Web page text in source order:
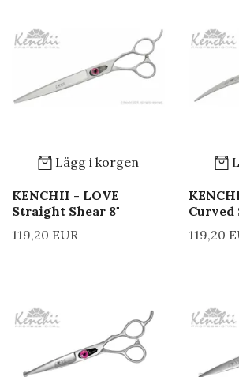
Lägg i korgen
KENCHII - LOVE
Straight Shear 8"
119,20 EUR
Curved
119,20